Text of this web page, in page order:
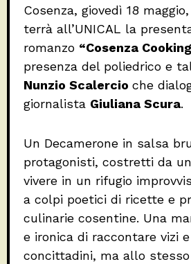
Cosenza, giovedì 18
terrà all’UNICAL la
romanzo “Cosenza
presenza del poliedrico e
Nunzio Scalercio che
giornalista Giuliana Scura.
Un Decamerone in salsa
protagonisti, costretti da
vivere in un rifugio
a colpi poetici di ricette e
culinarie cosentine. Una
e ironica di raccontare vizi
concittadini, ma allo